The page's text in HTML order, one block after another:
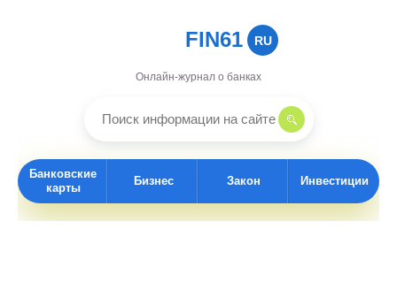
FIN61 RU
Онлайн-журнал о банках
Банковские
карты
Бизнес Закон Инвестиции